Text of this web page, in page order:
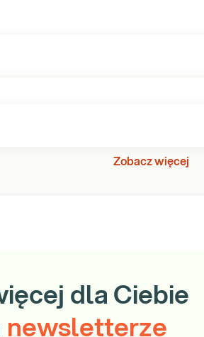
Zobacz więcej
dla Ciebie
newsletterze